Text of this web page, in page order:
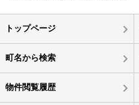
トップページ
町名から検索
物件閲覧履歴